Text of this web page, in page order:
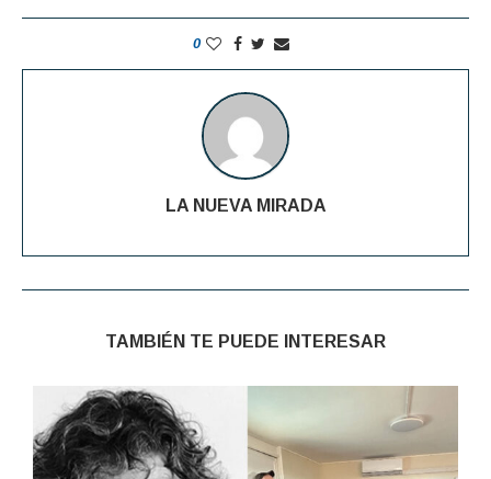
0
LA NUEVA MIRADA
TAMBIÉN TE PUEDE INTERESAR